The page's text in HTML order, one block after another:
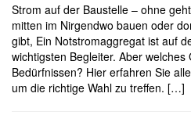
Strom auf der Baustelle – ohne
mitten im Nirgendwo bauen oder
gibt, Ein Notstromaggregat ist auf
wichtigsten Begleiter. Aber
Bedürfnissen? Hier erfahren Sie
um die richtige Wahl zu treffen. […]